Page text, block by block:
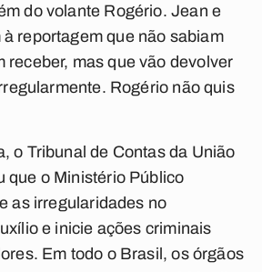
do volante Rogério. Jean e
reportagem que não sabiam
receber, mas que vão devolver
Rogério não quis
o Tribunal de Contas da União
que o Ministério Público
as irregularidades no
e inicie ações criminais
Em todo o Brasil, os órgãos